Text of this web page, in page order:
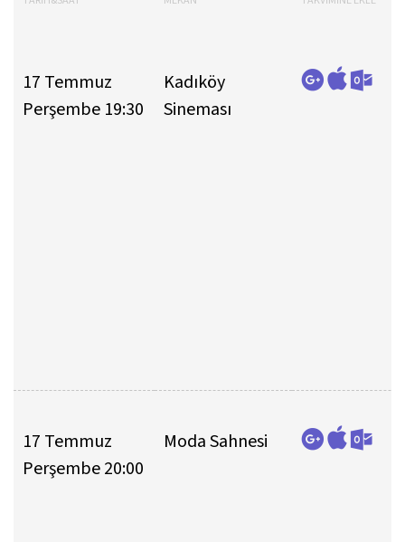
17 Temmuz
Perşembe 19:30
Kadıköy
Sineması
17 Temmuz
Perşembe 20:00
Moda Sahnesi